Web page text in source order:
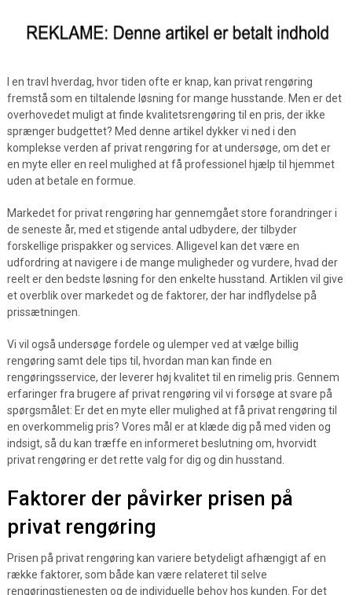
I en travl hverdag, hvor tiden ofte er knap, kan privat rengøring
fremstå som en tiltalende løsning for mange husstande. Men er det
overhovedet muligt at finde kvalitetsrengøring til en pris, der ikke
sprænger budgettet? Med denne artikel dykker vi ned i den
komplekse verden af privat rengøring for at undersøge, om det er
en myte eller en reel mulighed at få professionel hjælp til hjemmet
uden at betale en formue.
Markedet for privat rengøring har gennemgået store forandringer i
de seneste år, med et stigende antal udbydere, der tilbyder
forskellige prispakker og services. Alligevel kan det være en
udfordring at navigere i de mange muligheder og vurdere, hvad der
reelt er den bedste løsning for den enkelte husstand. Artiklen vil give
et overblik over markedet og de faktorer, der har indflydelse på
prissætningen.
Vi vil også undersøge fordele og ulemper ved at vælge billig
rengøring samt dele tips til, hvordan man kan finde en
rengøringsservice, der leverer høj kvalitet til en rimelig pris. Gennem
erfaringer fra brugere af privat rengøring vil vi forsøge at svare på
spørgsmålet: Er det en myte eller mulighed at få privat rengøring til
en overkommelig pris? Vores mål er at klæde dig på med viden og
indsigt, så du kan træffe en informeret beslutning om, hvorvidt
privat rengøring er det rette valg for dig og din husstand.
Faktorer der påvirker prisen på
privat rengøring
Prisen på privat rengøring kan variere betydeligt afhængigt af en
række faktorer, som både kan være relateret til selve
rengøringstjenesten og de individuelle behov hos kunden. For det